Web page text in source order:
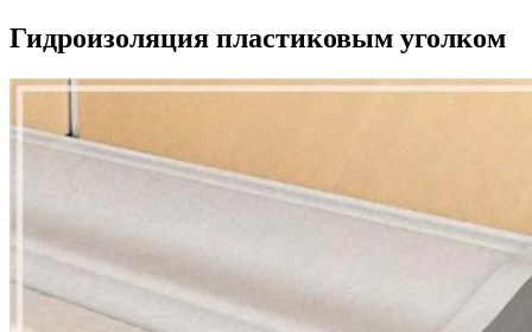
Гидроизоляция пластиковым уголком